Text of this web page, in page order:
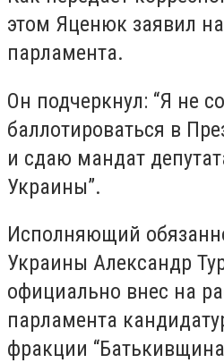
этом Яценюк заявил
парламента.
Он подчеркнул: “Я не
баллотироваться в
и сдаю мандат
Украины”.
Исполняющий
Украины Александр
официально внес на
парламента
фракции